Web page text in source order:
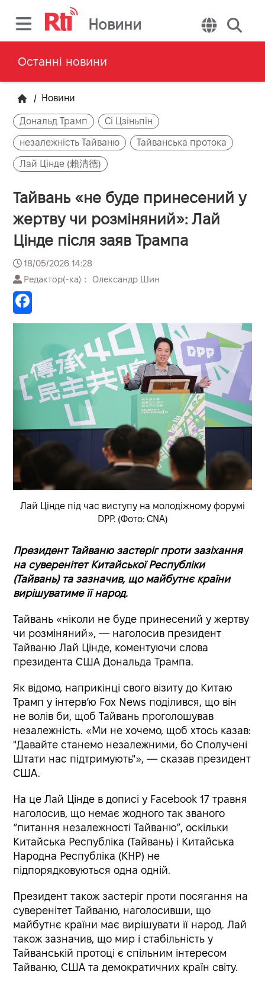
Новини
Останні новини
/ Новини
Дональд Трамп Сі Цзіньпін
незалежність Тайваню Тайванська протока
Лай Цінде (賴清德)
Тайвань «не буде принесений у
жертву чи розміняний»: Лай
Цінде після заяв Трампа
18/05/2026 14:28
Редактор(-ка)： Олександр Шин
Лай Цінде під час виступу на молодіжному форумі
DPP. (Фото: CNA)
Президент Тайваню застеріг проти зазіхання
на суверенітет Китайської Республіки
(Тайвань) та зазначив, що майбутнє країни
вирішуватиме її народ.
Тайвань «ніколи не буде принесений у жертву
чи розміняний», — наголосив президент
Тайваню Лай Цінде, коментуючи слова
президента США Дональда Трампа.
Як відомо, наприкінці свого візиту до Китаю
Трамп у інтерв’ю Fox News поділився, що він
не волів би, щоб Тайвань проголошував
незалежність. «Ми не хочемо, щоб хтось казав:
"Давайте станемо незалежними, бо Сполучені
Штати нас підтримують"», — сказав президент
США.
На це Лай Цінде в дописі у Facebook 17 травня
наголосив, що немає жодного так званого
“питання незалежності Тайваню”, оскільки
Китайська Республіка (Тайвань) і Китайська
Народна Республіка (КНР) не
підпорядковуються одна одній.
Президент також застеріг проти посягання на
суверенітет Тайваню, наголосивши, що
майбутнє країни має вирішувати її народ. Лай
також зазначив, що мир і стабільність у
Тайванській протоці є спільним інтересом
Тайваню, США та демократичних країн світу.